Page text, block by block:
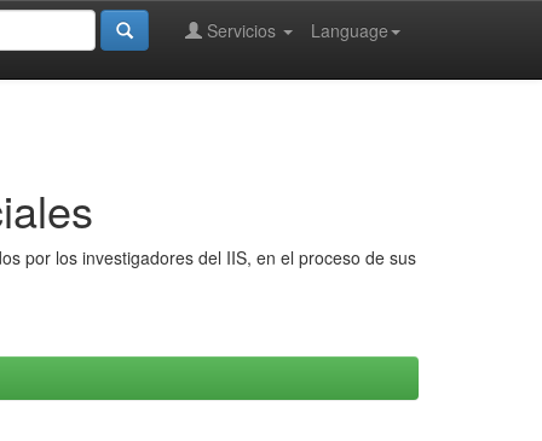
Language
Servicios
por los investigadores del IIS, en el proceso de sus